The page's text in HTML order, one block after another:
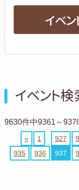
イベ
イベント
9630件中9361～
« 1 927
935
936 937